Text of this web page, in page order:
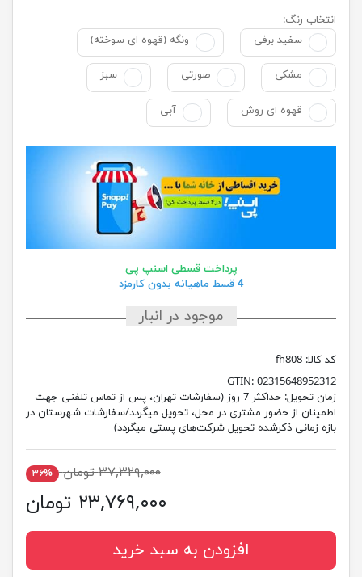
انتخاب رنگ:
سفید برفی
ونگه (قهوه ای سوخته)
مشکی صورتی سبز
قهوه ای روش آبی
پرداخت قسطی اسنپ پی
4 قسط ماهیانه بدون کارمزد
موجود در انبار
کد کالا: fh808
GTIN: 02315648952312
زمان تحویل:
حداکثر 7 روز (سفارشات تهران، پس از تماس تلفنی جهت
اطمینان از حضور مشتری در محل، تحویل میگردد/سفارشات شهرستان در
بازه زمانی ذکرشده تحویل شرکت‌های پستی میگردد)
۳۷,۳۲۹,۰۰۰ تومان ۳۶%
۲۳,۷۶۹,۰۰۰ تومان
افزودن به سبد خرید